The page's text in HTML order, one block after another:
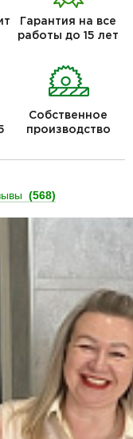
Гарантия на все
работы до 15 лет
Собственное
производство
(568)